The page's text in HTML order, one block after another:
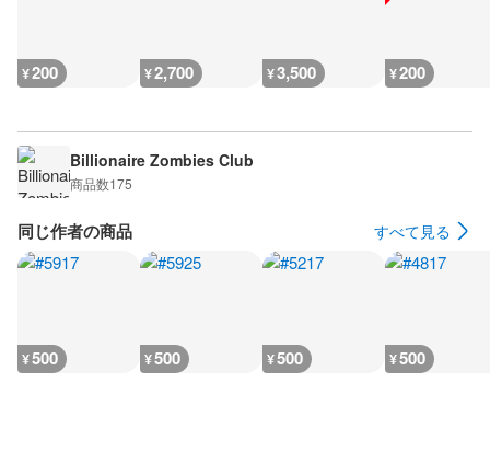
¥200 ¥2,700 ¥3,500 ¥200
Billionaire Zombies Club
商品数175
同じ作者の商品 すべて見る
¥500 ¥500 ¥500 ¥500